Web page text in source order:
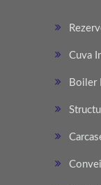
Cuva
Boiler